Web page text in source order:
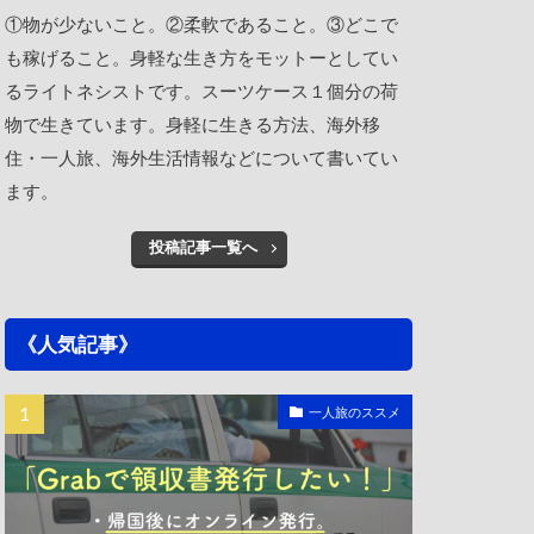
①物が少ないこと。②柔軟であること。③どこで
も稼げること。身軽な生き方をモットーとしてい
るライトネシストです。スーツケース１個分の荷
物で生きています。身軽に生きる方法、海外移
住・一人旅、海外生活情報などについて書いてい
ます。
投稿記事一覧へ
《人気記事》
一人旅のススメ